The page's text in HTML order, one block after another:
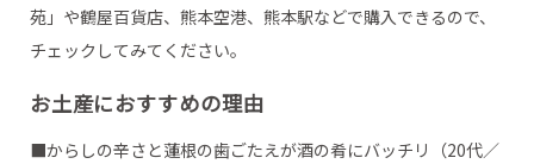
苑」や鶴屋百貨店、熊本空港、熊本駅などで購入できるので、
チェックしてみてください。
お土産におすすめの理由
■からしの辛さと蓮根の歯ごたえが酒の肴にバッチリ（20代／